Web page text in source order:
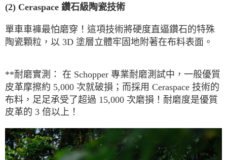
(2) Ceraspace 鑽石級陶瓷技術
單車車褲最怕磨穿！這項技術將硬度直逼鑽石的特殊
陶瓷顆粒，以 3D 塗層立體牢固地附著在布料表面。
**耐磨實測： 在 Schopper 專業耐磨測試中，一般優質
皮革摩擦約 5,000 次就破損；而採用 Ceraspace 技術的
布料，足足承受了超過 15,000 次磨損！耐磨度是優質
皮革的 3 倍以上！